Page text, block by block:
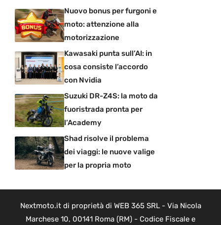
Nuovo bonus per furgoni e
moto: attenzione alla
motorizzazione
Kawasaki punta sull’AI: in
cosa consiste l’accordo
con Nvidia
Suzuki DR-Z4S: la moto da
fuoristrada pronta per
l’Academy
Shad risolve il problema
dei viaggi: le nuove valige
per la propria moto
Nextmoto.it di proprietà di WEB 365 SRL - Via Nicola
Marchese 10, 00141 Roma (RM) - Codice Fiscale e